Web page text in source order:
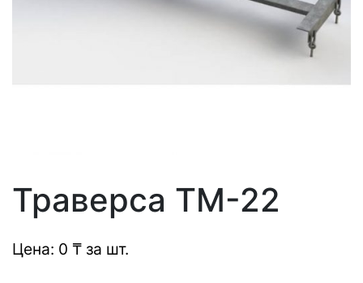
Траверса ТМ-22
Цена: 0 ₸ за шт.